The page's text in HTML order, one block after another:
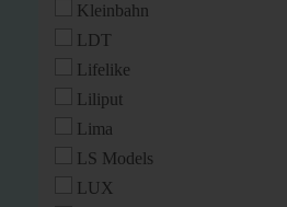
Kleinbahn
LDT
Lifelike
Liliput
Lima
LS Models
LUX